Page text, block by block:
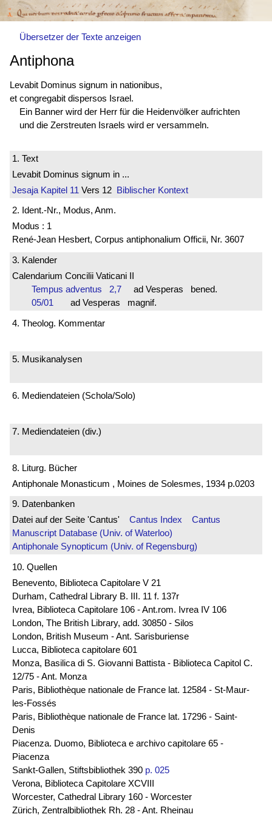
Übersetzer der Texte anzeigen
Antiphona
Levabit Dominus signum in nationibus,
et congregabit dispersos Israel.
Ein Banner wird der Herr für die Heidenvölker aufrichten
und die Zerstreuten Israels wird er versammeln.
1. Text
Levabit Dominus signum in ...
Jesaja Kapitel 11 Vers 12 Biblischer Kontext
2. Ident.-Nr., Modus, Anm.
Modus : 1
René-Jean Hesbert, Corpus antiphonalium Officii, Nr. 3607
3. Kalender
Calendarium Concilii Vaticani II
Tempus adventus 2,7 ad Vesperas bened.
05/01
ad Vesperas magnif.
4. Theolog. Kommentar
5. Musikanalysen
6. Mediendateien (Schola/Solo)
7. Mediendateien (div.)
8. Liturg. Bücher
Antiphonale Monasticum , Moines de Solesmes, 1934 p.0203
9. Datenbanken
Datei auf der Seite 'Cantus' Cantus Index
Cantus
Manuscript Database (Univ. of Waterloo)
Antiphonale Synopticum (Univ. of Regensburg)
10. Quellen
Benevento, Biblioteca Capitolare V 21
Durham, Cathedral Library B. III. 11 f. 137r
Ivrea, Biblioteca Capitolare 106 - Ant.rom. Ivrea IV 106
London, The British Library, add. 30850 - Silos
London, British Museum - Ant. Sarisburiense
Lucca, Biblioteca capitolare 601
Monza, Basilica di S. Giovanni Battista - Biblioteca Capitol C.
12/75 - Ant. Monza
Paris, Bibliothèque nationale de France lat. 12584 - St-Maur-
les-Fossés
Paris, Bibliothèque nationale de France lat. 17296 - Saint-
Denis
Piacenza. Duomo, Biblioteca e archivo capitolare 65 -
Piacenza
Sankt-Gallen, Stiftsbibliothek 390 p. 025
Verona, Biblioteca Capitolare XCVIII
Worcester, Cathedral Library 160 - Worcester
Zürich, Zentralbibliothek Rh. 28 - Ant. Rheinau